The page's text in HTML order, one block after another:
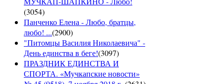
(3054)
Панченко Елена - Любо, братцы,
любо! ...(2900)
"Питомцы Василия Николаевича" -
День единства в беге!(3097)
ПРАЗДНИК ЕДИНСТВА И
СПОРТА. «Мучкапские новости»